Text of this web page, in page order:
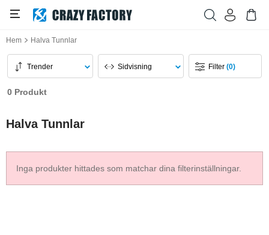
Hem Halva Tunnlar
Trender Sidvisning Filter(0)
0 Produkt
Halva Tunnlar
Inga produkter hittades som matchar dina filterinställningar.